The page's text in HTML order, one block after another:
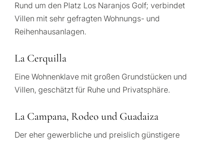
Rund um den Platz Los Naranjos Golf; verbindet
Villen mit sehr gefragten Wohnungs- und
Reihenhausanlagen.
La Cerquilla
Eine Wohnenklave mit großen Grundstücken und
Villen, geschätzt für Ruhe und Privatsphäre.
La Campana, Rodeo und Guadaiza
Der eher gewerbliche und preislich günstigere